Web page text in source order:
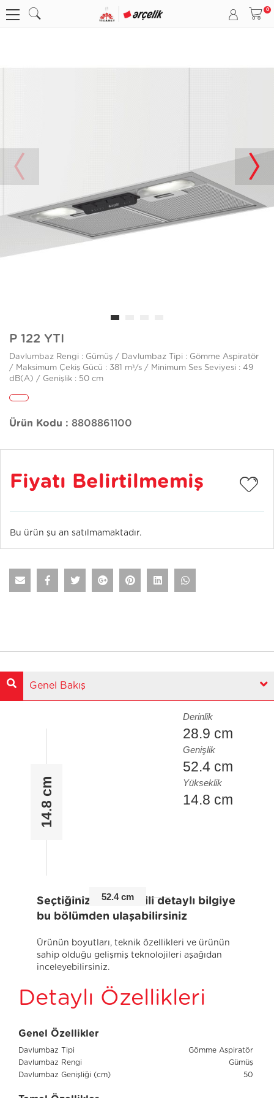
P 122 YTI
Davlumbaz Rengi : Gümüş / Davlumbaz Tipi : Gömme Aspiratör
/ Maksimum Çekiş Gücü : 381 m³/s / Minimum Ses Seviyesi : 49
dB(A) / Genişlik : 50 cm
Ürün Kodu : 8808861100
Fiyatı Belirtilmemiş
Bu ürün şu an satılmamaktadır.
Genel Bakış
14.8 cm
52.4 cm
Derinlik
28.9 cm
Genişlik
52.4 cm
Yükseklik
14.8 cm
Seçtiğiniz ürünle ilgili detaylı bilgiye
bu bölümden ulaşabilirsiniz
Ürünün boyutları, teknik özellikleri ve ürünün
sahip olduğu gelişmiş teknolojileri aşağıdan
inceleyebilirsiniz.
Detaylı Özellikleri
Genel Özellikler
Davlumbaz Tipi
Gömme Aspiratör
Davlumbaz Rengi
Gümüş
Davlumbaz Genişliği (cm)
50